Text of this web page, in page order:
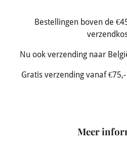
Bestellingen boven de
Nu ook verzending naar
Gratis verzending vanaf
Meer